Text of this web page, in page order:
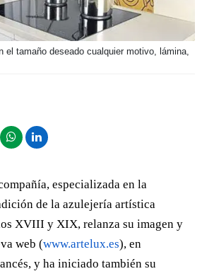
el tamaño deseado cualquier motivo, lámina,
especializada en la
de la azulejería artística
XVIII y XIX, relanza su imagen y
web (www.artelux.es), en
y ha iniciado también su